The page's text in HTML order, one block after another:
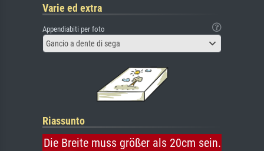
Varie ed extra
Appendiabiti per foto
Gancio a dente di sega
Riassunto
Die Breite muss größer als 20cm sein.